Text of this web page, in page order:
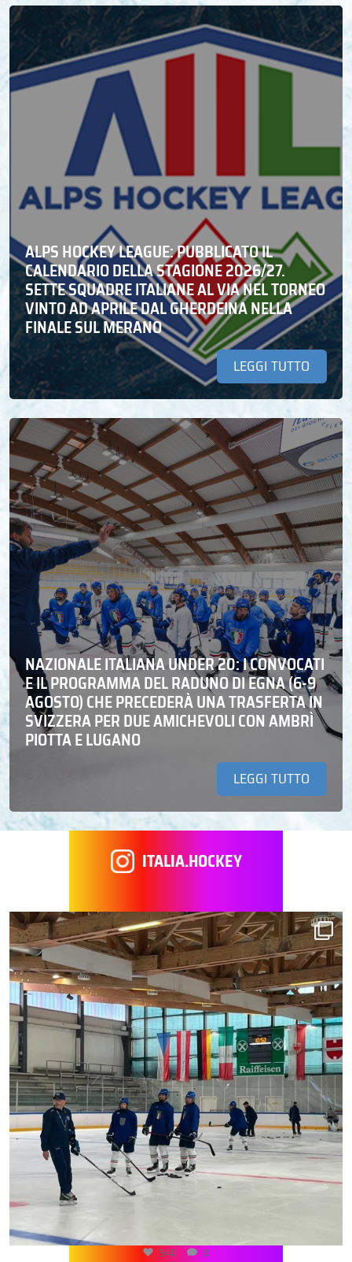
ALPS HOCKEY LEAGUE: PUBBLICATO IL
CALENDARIO DELLA STAGIONE 2026/27.
SETTE SQUADRE ITALIANE AL VIA NEL TORNEO
VINTO AD APRILE DAL GHERDEINA NELLA
FINALE SUL MERANO
LEGGI TUTTO
NAZIONALE ITALIANA UNDER 20: I CONVOCATI
E IL PROGRAMMA DEL RADUNO DI EGNA (6-9
AGOSTO) CHE PRECEDERÀ UNA TRASFERTA IN
SVIZZERA PER DUE AMICHEVOLI CON AMBRÌ
PIOTTA E LUGANO
LEGGI TUTTO
ITALIA.HOCKEY
540 0